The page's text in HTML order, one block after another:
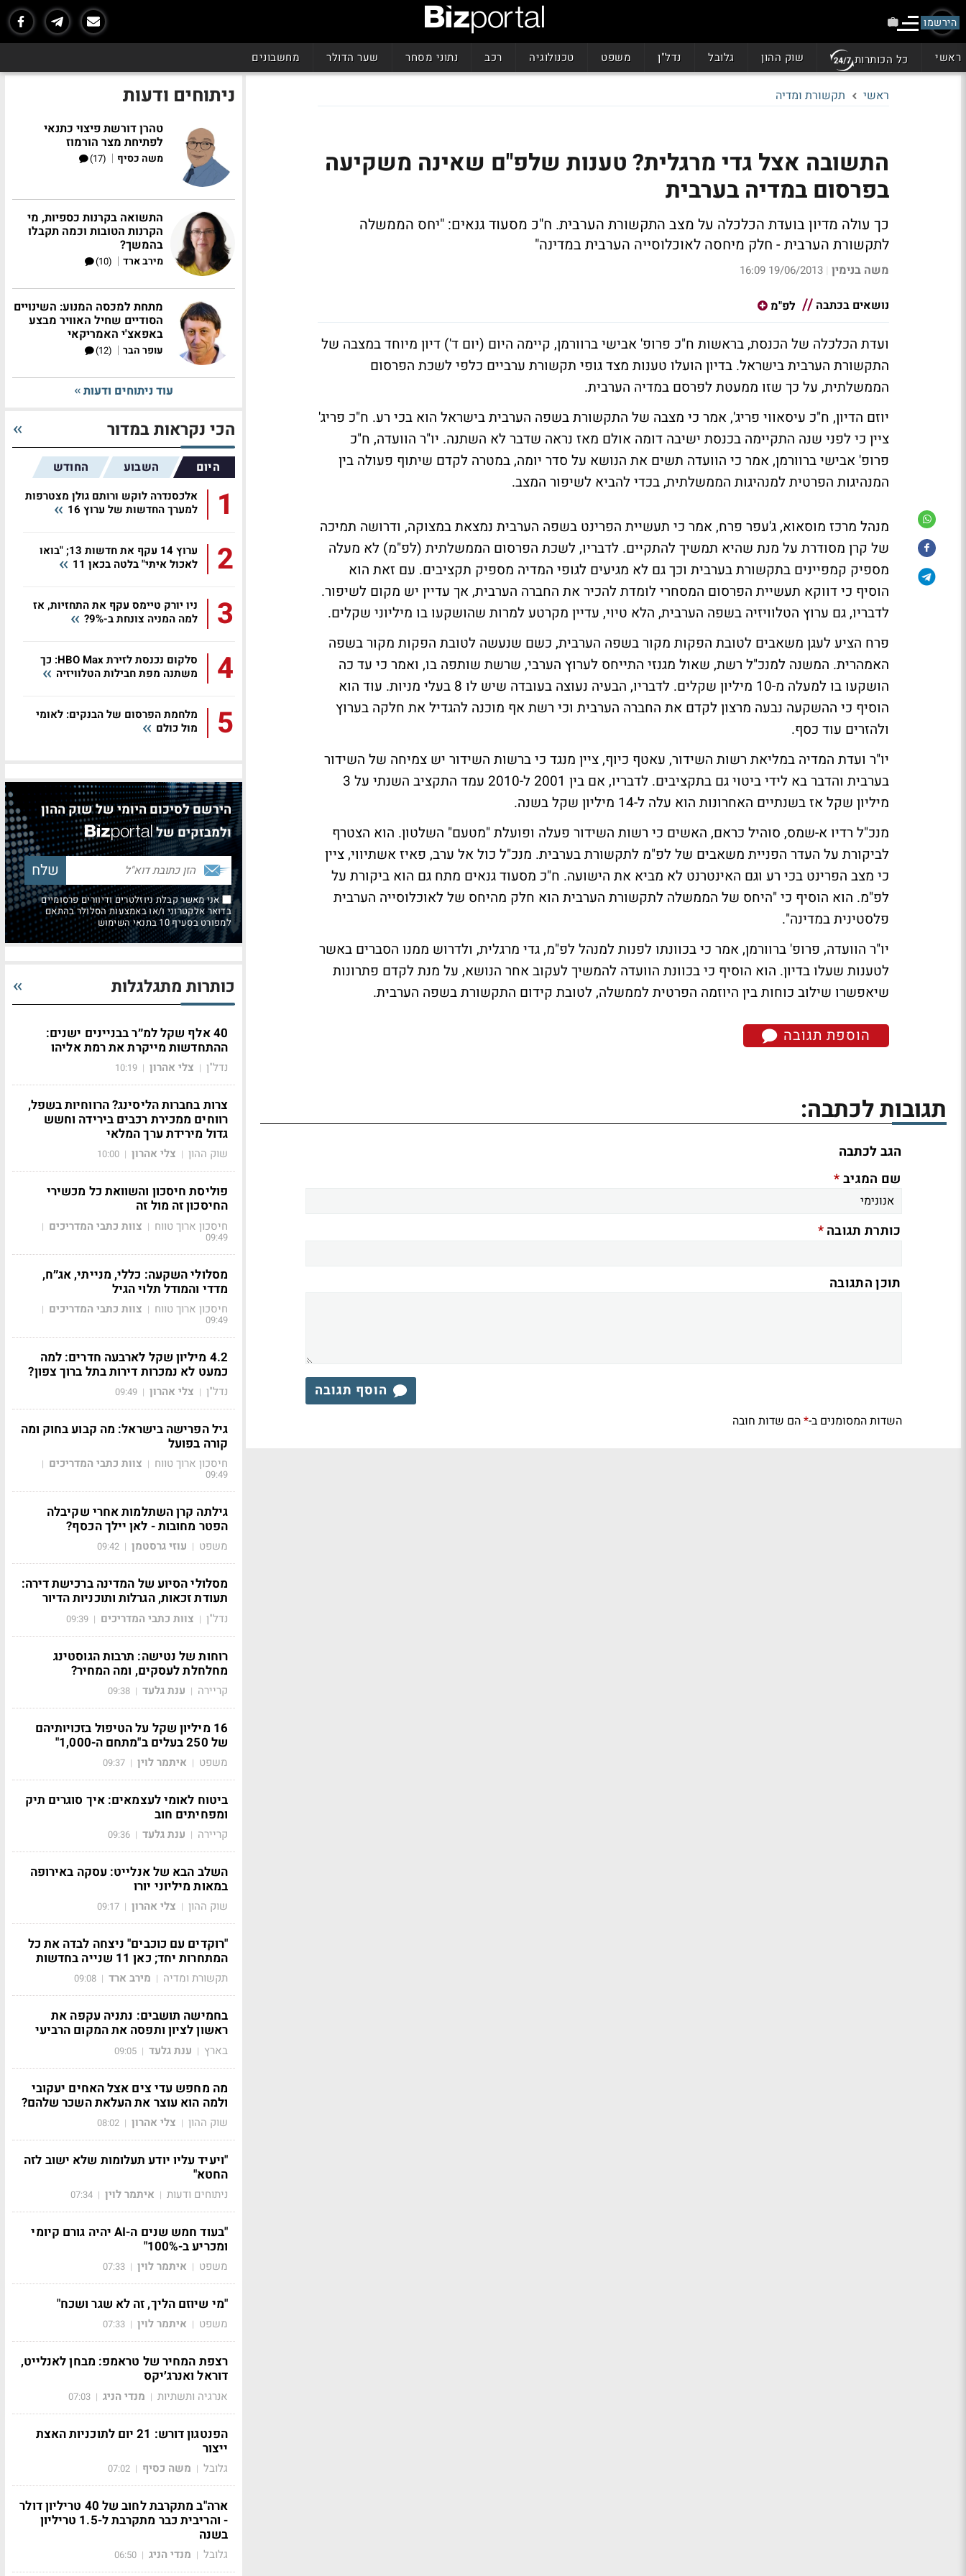
הירשמו
ראשי כל הכותרות שוק ההון גלובל נדל"ן משפט טכנולוגיה רכב נתוני מסחר שער הדולר מחשבונים
ראשי תקשורת ומדיה
התשובה אצל גדי מרגלית? טענות שלפ"ם שאינה משקיעה
בפרסום במדיה בערבית
כך עולה מדיון בועדת הכלכלה על מצב התקשורת הערבית. ח"כ מסעוד גנאים: "יחס הממשלה
לתקשורת הערבית - חלק מיחסה לאוכלוסייה הערבית במדינה"
משה בנימין |
19/06/2013 16:09
נושאים בכתבה לפ"מ
ועדת הכלכלה של הכנסת, בראשות ח"כ פרופ' אבישי ברוורמן, קיימה היום (יום ד') דיון מיוחד במצבה של
התקשורת הערבית בישראל. בדיון הועלו טענות מצד גופי תקשורת ערביים כלפי לשכת הפרסום
הממשלתית, על כך שזו ממעטת לפרסם במדיה הערבית.
יוזם הדיון, ח"כ עיסאווי פריג', אמר כי מצבה של התקשורת בשפה הערבית בישראל הוא בכי רע. ח"כ פריג'
ציין כי לפני שנה התקיימה בכנסת ישיבה דומה אולם מאז נראה שדבר לא השתנה. יו"ר הוועדה, ח"כ
פרופ' אבישי ברוורמן, אמר כי הוועדה תשים את הנושא על סדר יומה, במטרה לקדם שיתוף פעולה בין
המנהיגות הפרטית למנהיגות הממשלתית, בכדי להביא לשיפור המצב.
מנהל מרכז מוסאוא, ג'עפר פרח, אמר כי תעשיית הפרינט בשפה הערבית נמצאת במצוקה, ודרושה תמיכה
של קרן מסודרת על מנת שהיא תמשיך להתקיים. לדבריו, לשכת הפרסום הממשלתית (לפ"מ) לא מעלה
מספיק קמפיינים בתקשורת בערבית וכך גם לא מגיעים לגופי המדיה מספיק תקציבים. עם זאת הוא
הוסיף כי דווקא תעשיית הפרסום המסחרי לומדת להכיר את החברה הערבית, אך עדיין יש מקום לשיפור.
לדבריו, גם ערוץ הטלוויזיה בשפה הערבית, הלא טיוי, עדיין מקרטע למרות שהושקעו בו מיליוני שקלים.
פרח הציע לעגן משאבים לטובת הפקות מקור בשפה הערבית, כשם שנעשה לטובת הפקות מקור בשפה
האמהרית. המשנה למנכ"ל רשת, שאול מגנזי התייחס לערוץ הערבי, שרשת שותפה בו, ואמר כי עד כה
הושקעו בו למעלה מ-10 מיליון שקלים. לדבריו, הבעיה נעוצה בעובדה שיש לו 8 בעלי מניות. עוד הוא
הוסיף כי ההשקעה נבעה מרצון לקדם את החברה הערבית וכי רשת אף מוכנה להגדיל את חלקה בערוץ
ולהזרים עוד כסף.
יו"ר ועדת המדיה במליאת רשות השידור, עאטף כיוף, ציין מנגד כי ברשות השידור יש צמיחה של השידור
בערבית והדבר בא לידי ביטוי גם בתקציבים. לדבריו, אם בין 2001 ל-2010 עמד התקציב השנתי על 3
מיליון שקל אז בשנתיים האחרונות הוא עלה ל-14 מיליון שקל בשנה.
מנכ"ל רדיו א-שמס, סוהיל כראם, האשים כי רשות השידור פעלה ופועלת "מטעם" השלטון. הוא הצטרף
לביקורת על העדר הפניית משאבים של לפ"מ לתקשורת בערבית. מנכ"ל כול אל ערב, פאיז אשתיווי, ציין
כי מצב הפרינט בכי רע וגם האינטרנט לא מביא את הישועה. ח"כ מסעוד גנאים מתח גם הוא ביקורת על
לפ"מ. הוא הוסיף כי "היחס של הממשלה לתקשורת הערבית הוא חלק מהיחס של לאוכלוסייה הערבית
פלסטינית במדינה".
יו"ר הוועדה, פרופ' ברוורמן, אמר כי בכוונתו לפנות למנהל לפ"מ, גדי מרגלית, ולדרוש ממנו הסברים באשר
לטענות שעלו בדיון. הוא הוסיף כי בכוונת הוועדה להמשיך לעקוב אחר הנושא, על מנת לקדם פתרונות
שיאפשרו שילוב כוחות בין היוזמה הפרטית לממשלה, לטובת קידום התקשורת בשפה הערבית.
הוספת תגובה
תגובות לכתבה:
הגב לכתבה
שם המגיב*
כותרת תגובה*
תוכן התגובה
הוסף תגובה
השדות המסומנים ב-*הם שדות חובה
ניתוחים ודעות
טהרן דורשת פיצוי כתנאי
לפתיחת מצר הורמוז
משה כסיף |
(17)
התשואה בקרנות כספיות, מי
הקרנות הטובות וכמה תקבלו
בהמשך?
מירב ארד |
(10)
מתחת למכסה המנוע: השינויים
הסודיים שחיל האוויר מבצע
באפאצ'י האמריקאי
עופר הבר |
(12)
עוד ניתוחים ודעות
הכי נקראות במדור
היום השבוע החודש
1
אלכסנדרה לוקש ורותם גולן מצטרפות
למערך החדשות של ערוץ 16
2
ערוץ 14 עקף את חדשות 13; "בואו
לאכול איתי" בלטה בכאן 11
3
ניו יורק טיימס עקף את התחזיות, אז
למה המניה צונחת ב-9%?
4
סלקום נכנסת לזירת HBO Max: כך
משתנה מפת חבילות הטלוויזיה
5
מלחמת הפרסום של הבנקים: לאומי
מול כולם
הירשם לסיכום היומי של שוק ההון
ולמבזקים של
אני מאשר קבלת ניוזלטרים ודיוורים פרסומיים
בדואר אלקטרוני ו/או באמצעות הסלולר בהתאם
למפורט בסעיף 10 בתנאי השימוש
כותרות מתגלגלות
40 אלף שקל למ״ר בבניינים ישנים:
ההתחדשות מייקרת את רמת אליהו
נדל"ן | צלי אהרון |
10:19
צרות בחברות הליסינג? הרווחיות בשפל,
רווחים ממכירת רכבים בירידה וחשש
גדול מירידת ערך המלאי
שוק ההון | צלי אהרון |
10:00
פוליסת חיסכון והשוואת כל מכשירי
החיסכון זה מול זה
חיסכון ארוך טווח | צוות כתבי המדריכים |
09:49
מסלולי השקעה: כללי, מנייתי, אג״ח,
מדדי והמודל תלוי הגיל
חיסכון ארוך טווח | צוות כתבי המדריכים |
09:49
4.2 מיליון שקל לארבעה חדרים: למה
כמעט לא נמכרות דירות בתל ברוך צפון?
נדל"ן | צלי אהרון |
09:49
גיל הפרישה בישראל: מה קבוע בחוק ומה
קורה בפועל
חיסכון ארוך טווח | צוות כתבי המדריכים |
09:49
גילתה קרן השתלמות אחרי שקיבלה
הפטר מחובות - לאן יילך הכסף?
משפט | עוזי גרסטמן |
09:42
מסלולי הסיוע של המדינה ברכישת דירה:
תעודת זכאות, הגרלות ותוכניות הדיור
נדל"ן | צוות כתבי המדריכים |
09:39
רוחות של נטישה: תרבות הגוסטינג
מחלחלת לעסקים, ומה המחיר?
קריירה | ענת גלעד |
09:38
16 מיליון שקל על הטיפול בזכויותיהם
של 250 בעלים ב"מתחם ה-1,000"
משפט | איתמר לוין |
09:37
ביטוח לאומי לעצמאים: איך סוגרים תיק
ומפחיתים חוב
קריירה | ענת גלעד |
09:36
השלב הבא של אנלייט: עסקה באירופה
במאות מיליוני יורו
שוק ההון | צלי אהרון |
09:17
"רוקדים עם כוכבים" ניצחה לבדה את כל
המתחרות יחד; כאן 11 שנייה בחדשות
תקשורת ומדיה | מירב ארד |
09:08
בחמישה תושבים: נתניה עקפה את
ראשון לציון ותפסה את המקום הרביעי
בארץ | ענת גלעד |
09:05
מה מחפש עדי צים אצל האחים יעקובי
ולמה הוא עוצר את העלאת השכר שלהם?
שוק ההון | צלי אהרון |
08:02
"ויעיד עליו יודע תעלומות שלא ישוב לזה
החטא"
ניתוחים ודעות | איתמר לוין |
07:34
"בעוד חמש שנים ה-AI יהיה גורם קיומי
ומכריע ב-100%"
משפט | איתמר לוין |
07:33
"מי שיוזם הליך, זה לא שגר ושכח"
משפט | איתמר לוין |
07:33
רצפת המחיר של טראמפ: מבחן לאנלייט,
דוראל ואנרג׳יקס
אנרגיה ותשתיות | מנדי הניג |
07:03
הפנטגון דורש: 21 יום לתוכניות האצת
ייצור
גלובל | משה כסיף |
07:02
ארה"ב מתקרבת לחוב של 40 טריליון דולר
- והריבית כבר מתקרבת ל-1.5 טריליון
בשנה
גלובל | מנדי הניג |
06:50